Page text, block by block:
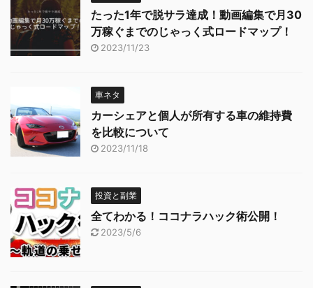
たった1年で脱サラ達成！動画編集で月30
万稼ぐまでのじゃっく式ロードマップ！
2023/11/23
車ネタ
カーシェアと個人が所有する車の維持費
を比較について
2023/11/18
投資と副業
全てわかる！ココナラハック術公開！
2023/5/6